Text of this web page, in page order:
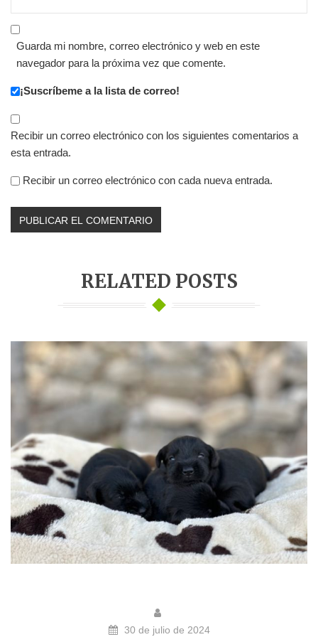
Guarda mi nombre, correo electrónico y web en este
navegador para la próxima vez que comente.
¡Suscríbeme a la lista de correo!
Recibir un correo electrónico con los siguientes comentarios a
esta entrada.
Recibir un correo electrónico con cada nueva entrada.
RELATED POSTS
30 de julio de 2024